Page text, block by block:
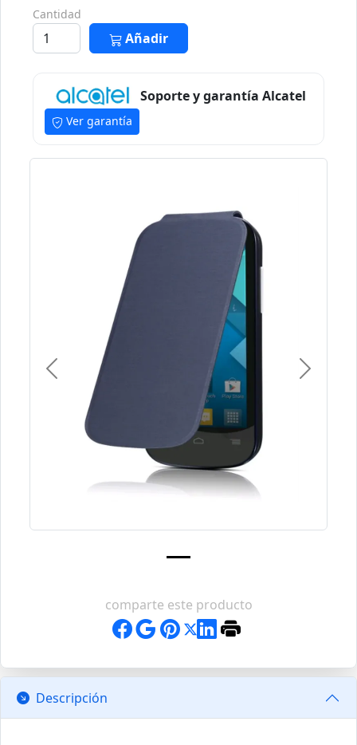
Cantidad
Añadir
Soporte y garantía Alcatel
Ver garantía
Previous Next
comparte este producto
Descripción